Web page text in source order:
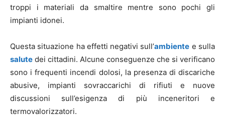
troppi i materiali da smaltire mentre sono pochi gli
impianti idonei.
Questa situazione ha effetti negativi sull’ambiente e sulla
salute dei cittadini. Alcune conseguenze che si verificano
sono i frequenti incendi dolosi, la presenza di discariche
abusive, impianti sovraccarichi di rifiuti e nuove
discussioni sull’esigenza di più inceneritori e
termovalorizzatori.